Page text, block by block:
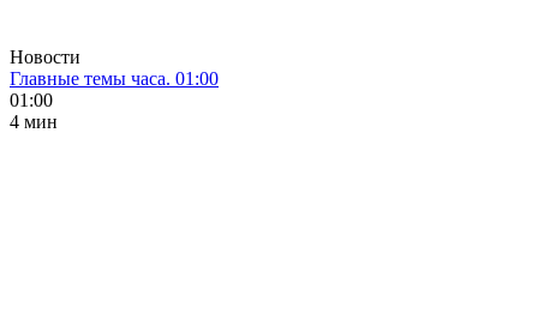
Новости
Главные темы часа. 01:00
01:00
4 мин